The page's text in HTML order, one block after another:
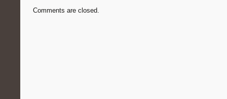
Comments are closed.